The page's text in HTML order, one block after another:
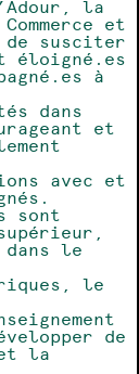
la
et
susciter
éloigné.es
à
dans
et
avec et
sont
le
le
de
la